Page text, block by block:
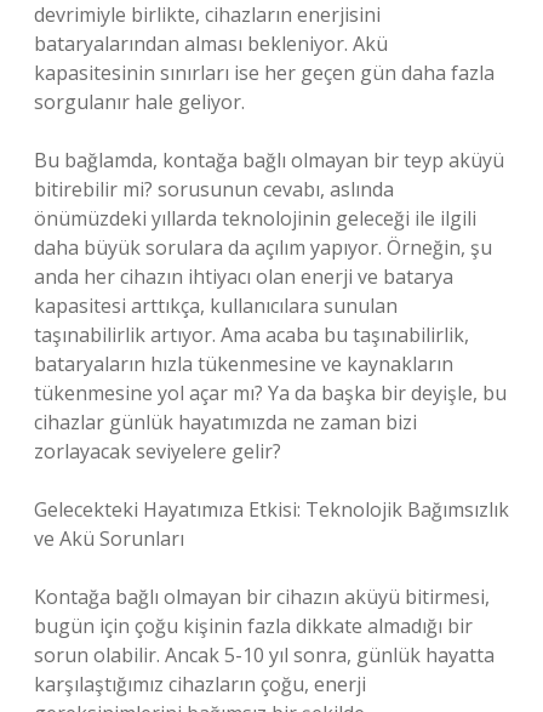
devrimiyle birlikte, cihazların enerjisini
bataryalarından alması bekleniyor. Akü
kapasitesinin sınırları ise her geçen gün daha fazla
sorgulanır hale geliyor.
Bu bağlamda, kontağa bağlı olmayan bir teyp aküyü
bitirebilir mi? sorusunun cevabı, aslında
önümüzdeki yıllarda teknolojinin geleceği ile ilgili
daha büyük sorulara da açılım yapıyor. Örneğin, şu
anda her cihazın ihtiyacı olan enerji ve batarya
kapasitesi arttıkça, kullanıcılara sunulan
taşınabilirlik artıyor. Ama acaba bu taşınabilirlik,
bataryaların hızla tükenmesine ve kaynakların
tükenmesine yol açar mı? Ya da başka bir deyişle, bu
cihazlar günlük hayatımızda ne zaman bizi
zorlayacak seviyelere gelir?
Gelecekteki Hayatımıza Etkisi: Teknolojik Bağımsızlık
ve Akü Sorunları
Kontağa bağlı olmayan bir cihazın aküyü bitirmesi,
bugün için çoğu kişinin fazla dikkate almadığı bir
sorun olabilir. Ancak 5-10 yıl sonra, günlük hayatta
karşılaştığımız cihazların çoğu, enerji